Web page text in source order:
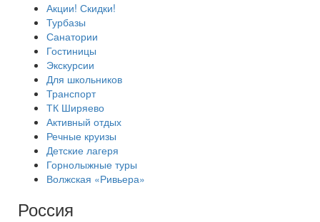
Акции! Скидки!
Турбазы
Санатории
Гостиницы
Экскурсии
Для школьников
Транспорт
ТК Ширяево
Активный отдых
Речные круизы
Детские лагеря
Горнолыжные туры
Волжская «Ривьера»
Россия